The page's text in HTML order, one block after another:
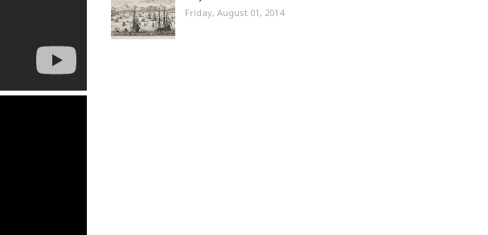
Friday, August 01, 2014